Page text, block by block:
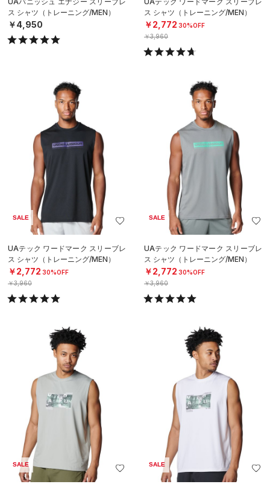
ス シャツ（トレーニング/MEN）
￥4,950
ス シャツ（トレーニング/MEN）
￥2,772 30%OFF
￥3,960
SALE
UAテック ワードマーク スリーブレ
ス シャツ（トレーニング/MEN）
￥2,772 30%OFF
￥3,960
SALE
UAテック ワードマーク スリーブレ
ス シャツ（トレーニング/MEN）
￥2,772 30%OFF
￥3,960
SALE SALE